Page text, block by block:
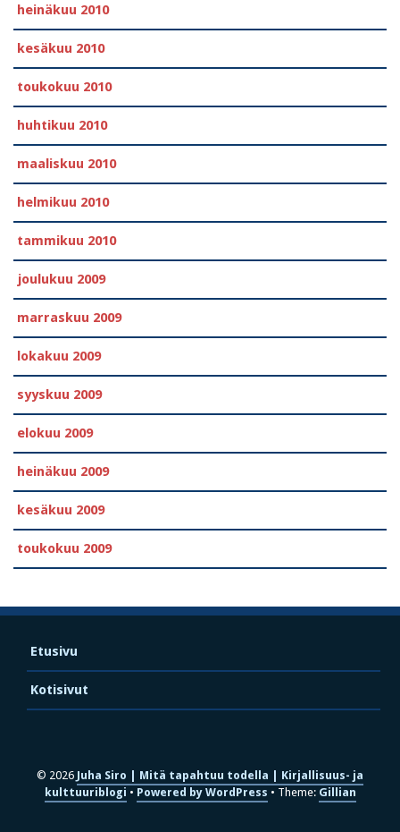
heinäkuu 2010
kesäkuu 2010
toukokuu 2010
huhtikuu 2010
maaliskuu 2010
helmikuu 2010
tammikuu 2010
joulukuu 2009
marraskuu 2009
lokakuu 2009
syyskuu 2009
elokuu 2009
heinäkuu 2009
kesäkuu 2009
toukokuu 2009
Etusivu
Kotisivut
© 2026 Juha Siro | Mitä tapahtuu todella | Kirjallisuus- ja
kulttuuriblogi
Powered by WordPress Theme: Gillian